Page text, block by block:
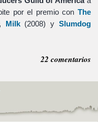
por el premio con The
Milk(2008) y Slumdog
22 comentarios